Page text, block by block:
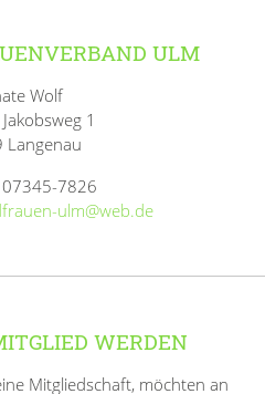
ULM
Wolf
1
Langenau
7826
ulm@web.de
WERDEN
Mitgliedschaft, möchten an